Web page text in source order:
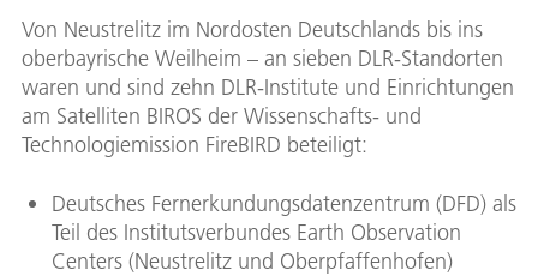
Von Neustrelitz im Nordosten Deutschlands bis ins
oberbayrische Weilheim – an sieben DLR-Standorten
waren und sind zehn DLR-Institute und Einrichtungen
am Satelliten BIROS der Wissenschafts- und
Technologiemission FireBIRD beteiligt:
Deutsches Fernerkundungsdatenzentrum (DFD) als
Teil des Institutsverbundes Earth Observation
Centers (Neustrelitz und Oberpfaffenhofen)